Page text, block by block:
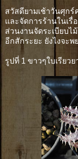
สวัสดียามเช้าวันศุก
และจัดการร้านในเรื่
ส่วนงานจัดระเบียบไม้
อีกสักระยะ ยังไงจะ
รูปที่ 1 ขาวๆใบเรียวย